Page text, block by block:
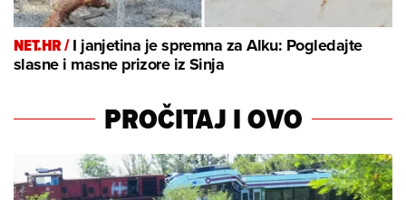
NET.HR /I janjetina je spremna za Alku: Pogledajte
slasne i masne prizore iz Sinja
PROČITAJ I OVO